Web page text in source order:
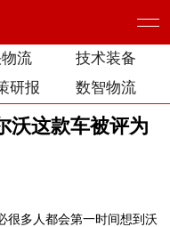
流
技术装备
研报 数智物流
沃这款车被评为
很多人都会第一时间想到沃